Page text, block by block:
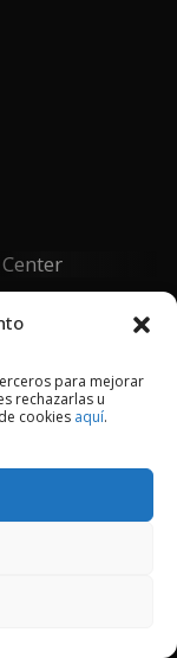
para mejorar
rechazarlas u
cookies aquí.